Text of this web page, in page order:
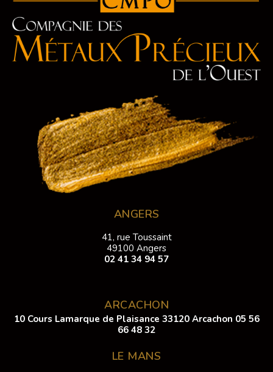
ANGERS
41, rue Toussaint
49100 Angers
02 41 34 94 57
ARCACHON
10 Cours Lamarque de Plaisance 33120 Arcachon 05 56
66 48 32
LE MANS